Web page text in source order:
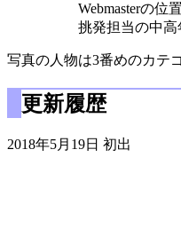
Webmasterの位
挑発担当の中高
写真の人物は3番めのカテ
更新履歴
2018年5月19日 初出